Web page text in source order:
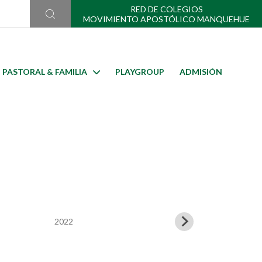
RED DE COLEGIOS
MOVIMIENTO APOSTÓLICO MANQUEHUE
PASTORAL & FAMILIA PLAYGROUP ADMISIÓN
2022